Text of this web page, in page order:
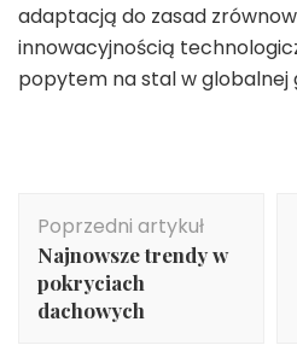
adaptacją do zasad
innowacyjnością
popytem na stal w globalnej
wpisu
Poprzedni artykuł
Najnowsze trendy w
pokryciach
dachowych